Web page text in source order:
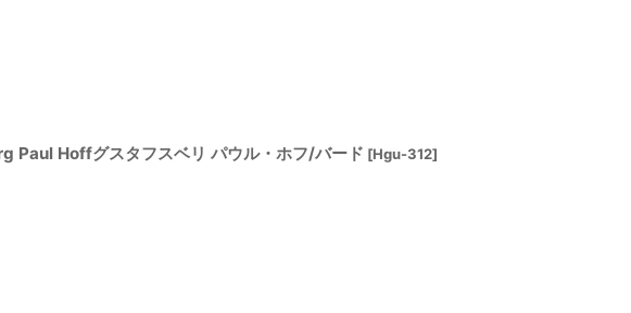
Paul Hoffグスタフスベリ パウル・ホフ/バード [Hgu-312]